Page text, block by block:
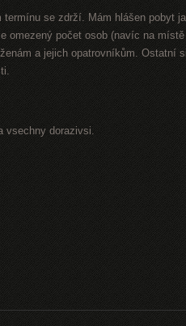
se zdrží. Mám hlášen pobyt
omezený počet osob (navíc na
a jejich opatrovníkům. Ostatní
vsechny dorazivsi.